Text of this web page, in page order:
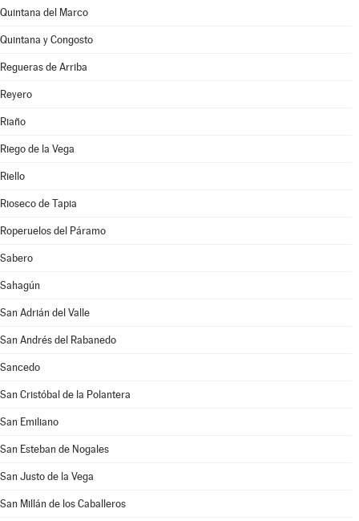
Quintana del Marco
Quintana y Congosto
Regueras de Arriba
Reyero
Riaño
Riego de la Vega
Riello
Rioseco de Tapia
Roperuelos del Páramo
Sabero
Sahagún
San Adrián del Valle
San Andrés del Rabanedo
Sancedo
San Cristóbal de la Polantera
San Emiliano
San Esteban de Nogales
San Justo de la Vega
San Millán de los Caballeros